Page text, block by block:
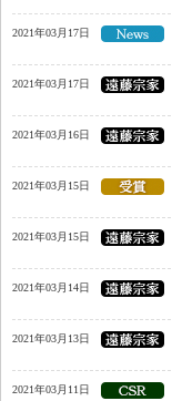
2021年03月17日
2021年03月17日
2021年03月16日
2021年03月15日
2021年03月15日
2021年03月14日
2021年03月13日
2021年03月11日